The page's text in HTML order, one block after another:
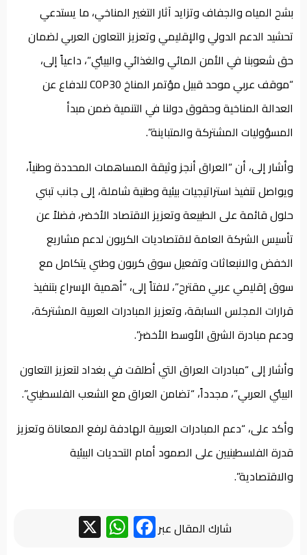
بشح المياه والجفاف وتزايد آثار التغير المناخي، ما يستدعي
تحشيد الدعم الدولي والإقليمي وتعزيز التعاون العربي لضمان
حق شعوبنا في الأمن المائي والغذائي والبيئي”، داعياً إلى،
“موقف عربي موحد قبيل مؤتمر المناخ COP30 للدفاع عن
العدالة المناخية وحقوق دولنا في التنمية ضمن مبدأ
المسؤوليات المشتركة والمتباينة”.
وأشار إلى، أن “العراق أنجز وثيقة المساهمات المحددة وطنياً،
ويواصل تنفيذ استراتيجيات بيئية وطنية شاملة، إلى جانب تبني
حلول قائمة على الطبيعة وتعزيز الاقتصاد الأخضر، فضلاً عن
تأسيس الشركة العامة لاقتصاديات الكربون لدعم مشاريع
الخفض والانبعاثات وتفعيل سوق كربون وطني يتكامل مع
سوق إقليمي عربي مقترح”، لافتاً إلى، “أهمية الإسراع بتنفيذ
قرارات المجلس السابقة، وتعزيز المبادرات العربية المشتركة،
ودعم مبادرة الشرق الأوسط الأخضر”.
وأشار إلى “مبادرات العراق التي أطلقت في بغداد لتعزيز التعاون
البيئي العربي”، مجدداً، “تضامن العراق مع الشعب الفلسطيني”.
وأكد على، “دعم المبادرات العربية الهادفة لرفع المعاناة وتعزيز
قدرة الفلسطينيين على الصمود أمام التحديات البيئية
والاقتصادية”.
شارك المقال عبر Facebook
WhatsApp